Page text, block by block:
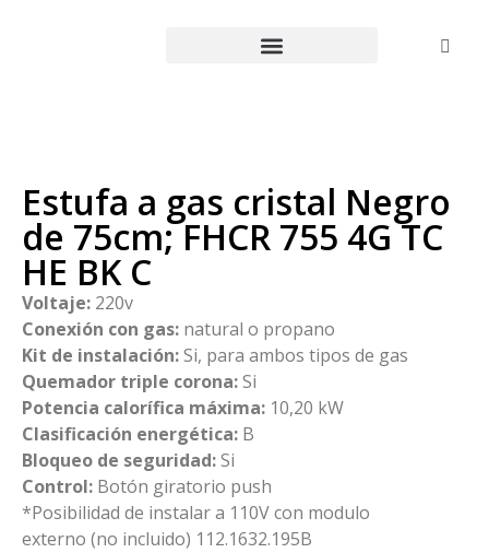
Estufa a gas cristal Negro
de 75cm; FHCR 755 4G TC
HE BK C
Voltaje: 220v
Conexión con gas: natural o propano
Kit de instalación:Si, para ambos tipos de gas
Quemador triple corona:Si
Potencia calorífica máxima: 10,20 kW
Clasificación energética: B
Bloqueo de seguridad:Si
Control: Botón giratorio push
*Posibilidad de instalar a 110V con modulo
externo (no incluido) 112.1632.195B